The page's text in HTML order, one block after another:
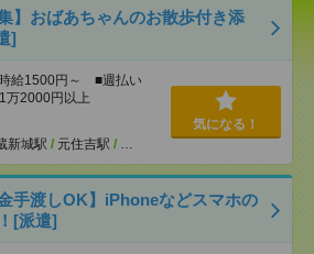
】おばあちゃんのお散歩付き添
]
給1500円～ ■週払い
2000円以上
新城駅 / 元住吉駅 / …
気になる！
手渡しOK】iPhoneなどスマホの
[派遣]